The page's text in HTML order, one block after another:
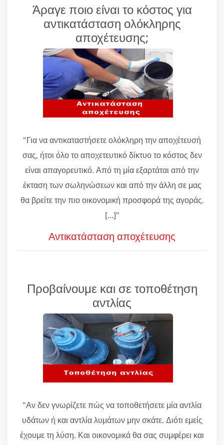
Άραγε ποιο είναι το κόστος για
αντικατάσταση ολόκληρης
αποχέτευσης;
"Για να αντικαταστήσετε ολόκληρη την αποχέτευσή
σας, ήτοι όλο το αποχετευτικό δίκτυο το κόστος δεν
είναι απαγορευτικό. Από τη μία εξαρτάται από την
έκταση των σωληνώσεων και από την άλλη σε μας
θα βρείτε την πιο οικονομική προσφορά της αγοράς.
[...]"
Αντικατάσταση αποχέτευσης
Προβαίνουμε και σε τοποθέτηση
αντλίας
"Αν δεν γνωρίζετε πώς να τοποθετήσετε μία αντλία
υδάτων ή και αντλία λυμάτων μην σκάτε. Διότι εμείς
έχουμε τη λύση. Και οικονομικά θα σας συμφέρει και